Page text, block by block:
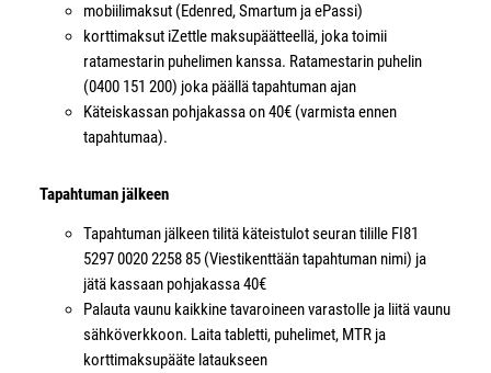
mobiilimaksut (Edenred, Smartum ja ePassi)
korttimaksut iZettle maksupäätteellä, joka toimii
ratamestarin puhelimen kanssa. Ratamestarin puhelin
(0400 151 200) joka päällä tapahtuman ajan
Käteiskassan pohjakassa on 40€ (varmista ennen
tapahtumaa).
Tapahtuman jälkeen
Tapahtuman jälkeen tilitä käteistulot seuran tilille FI81
5297 0020 2258 85 (Viestikenttään tapahtuman nimi) ja
jätä kassaan pohjakassa 40€
Palauta vaunu kaikkine tavaroineen varastolle ja liitä vaunu
sähköverkkoon. Laita tabletti, puhelimet, MTR ja
korttimaksupääte lataukseen